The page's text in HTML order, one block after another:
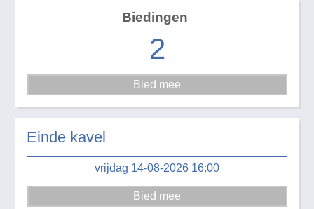
Biedingen
2
Einde kavel
vrijdag 14-08-2026 16:00